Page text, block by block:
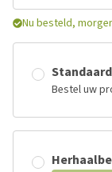
Nu besteld,
Bestel uw